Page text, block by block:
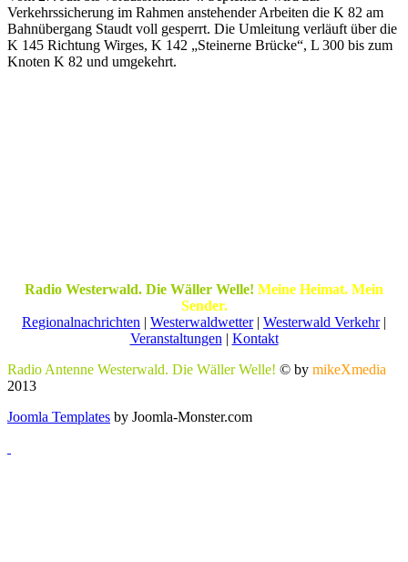
Verkehrssicherung im Rahmen anstehender Arbeiten die K 82 am
Bahnübergang Staudt voll gesperrt. Die Umleitung verläuft über die
K 145 Richtung Wirges, K 142 „Steinerne Brücke“, L 300 bis zum
Knoten K 82 und umgekehrt.
Radio Westerwald. Die Wäller Welle! Meine Heimat. Mein
Sender.
Regionalnachrichten | Westerwaldwetter| Westerwald Verkehr|
Veranstaltungen | Kontakt
Radio Antenne Westerwald. Die Wäller Welle! © by mikeXmedia
2013
Joomla Templates by Joomla-Monster.com